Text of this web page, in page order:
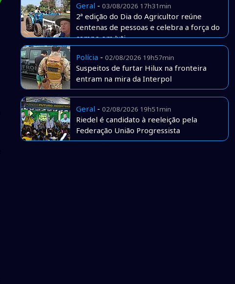
Geral - 03/08/2026 17h31min
2ª edição do Dia do Agricultor reúne
centenas de pessoas e celebra a força do
campo em Juti
Polícia - 02/08/2026 19h57min
Suspeitos de furtar Hilux na fronteira
entram na mira da Interpol
Geral - 02/08/2026 19h51min
Riedel é candidato à reeleição pela
Federação União Progressista